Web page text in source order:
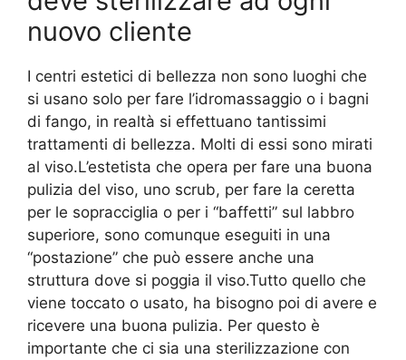
nuovo cliente
I centri estetici di bellezza non sono luoghi che
si usano solo per fare l’idromassaggio o i bagni
di fango, in realtà si effettuano tantissimi
trattamenti di bellezza. Molti di essi sono mirati
al viso.L’estetista che opera per fare una buona
pulizia del viso, uno scrub, per fare la ceretta
per le sopracciglia o per i “baffetti” sul labbro
superiore, sono comunque eseguiti in una
“postazione” che può essere anche una
struttura dove si poggia il viso.Tutto quello che
viene toccato o usato, ha bisogno poi di avere e
ricevere una buona pulizia. Per questo è
importante che ci sia una sterilizzazione con